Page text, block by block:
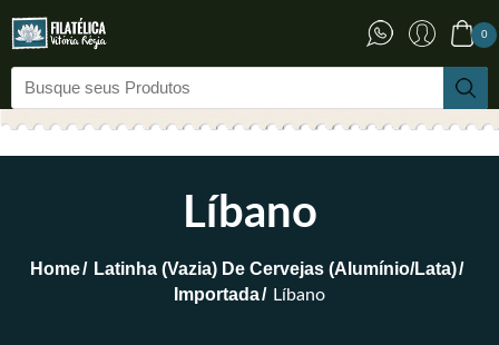
0
Líbano
Home
Latinha (vazia) De Cervejas (Alumínio/Lata)
Importada
Líbano